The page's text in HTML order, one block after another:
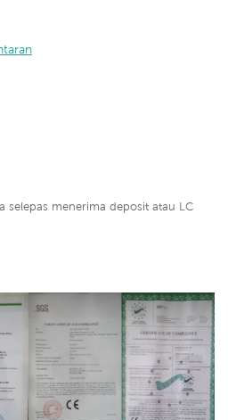
selepas menerima deposit atau LC